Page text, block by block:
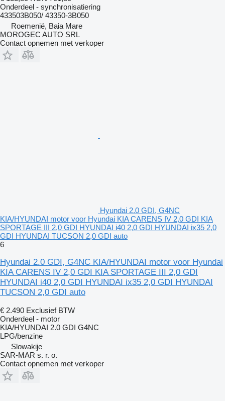
Onderdeel - synchronisatiering
433503B050/ 43350-3B050
Roemenië, Baia Mare
MOROGEC AUTO SRL
Contact opnemen met verkoper
Hyundai 2.0 GDI, G4NC
KIA/HYUNDAI motor voor Hyundai KIA CARENS IV 2,0 GDI KIA
SPORTAGE III 2,0 GDI HYUNDAI i40 2,0 GDI HYUNDAI ix35 2,0
GDI HYUNDAI TUCSON 2,0 GDI auto
6
Hyundai 2.0 GDI, G4NC KIA/HYUNDAI motor voor Hyundai
KIA CARENS IV 2,0 GDI KIA SPORTAGE III 2,0 GDI
HYUNDAI i40 2,0 GDI HYUNDAI ix35 2,0 GDI HYUNDAI
TUCSON 2,0 GDI auto
€ 2.490 Exclusief BTW
Onderdeel - motor
KIA/HYUNDAI 2.0 GDI G4NC
LPG/benzine
Slowakije
SAR-MAR s. r. o.
Contact opnemen met verkoper